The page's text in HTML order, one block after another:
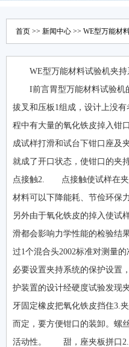
首页 >> 新闻中心 >> WE型万能材
WE型万能材料试验机夹
I前言胃型万能材料试验机
拔叉和压板1组成，设计上没
程中有大量的氧化铁皮掉入钳
成试样打滑和试台下钳口座及
就成了开口状态，使钳口的夹
点接触2. 点接触使试样在夹
材料可以下降能耗、节俭环保
另外由于氧化铁皮的掉入使试
滑都会影响力学性能的检验结
过1个混合头2002标准对测量
必要设置夹持系统的保护设置
护装置的设计经硬度试验发现
牙固定橡皮把氧化铁皮挡住3.
而定，要方便钳口的装卸。螺
活动性。 甜，座夹板拼口